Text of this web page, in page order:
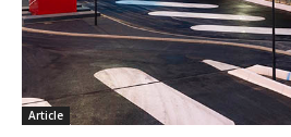
Article